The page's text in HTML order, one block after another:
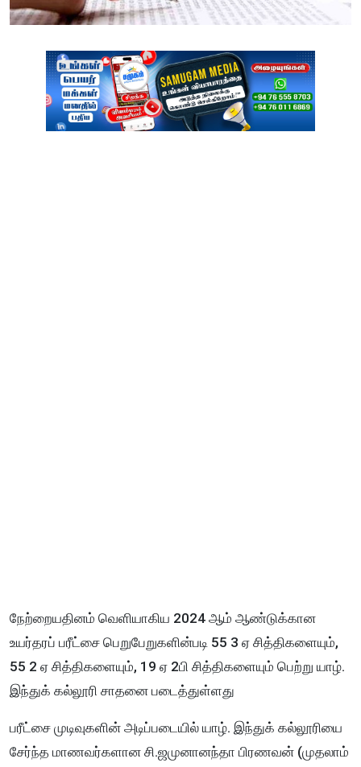
நேற்றையதினம் வெளியாகிய 2024 ஆம் ஆண்டுக்கான
உயர்தரப் பரீட்சை பெறுபேறுகளின்படி 55 3 ஏ சித்திகளையும்,
55 2 ஏ சித்திகளையும், 19 ஏ 2பி சித்திகளையும் பெற்று யாழ்.
இந்துக் கல்லூரி சாதனை படைத்துள்ளது
பரீட்சை முடிவுகளின் அடிப்படையில் யாழ். இந்துக் கல்லூரியை
சேர்ந்த மாணவர்களான சி.ஜமுனானந்தா பிரணவன் (முதலாம்